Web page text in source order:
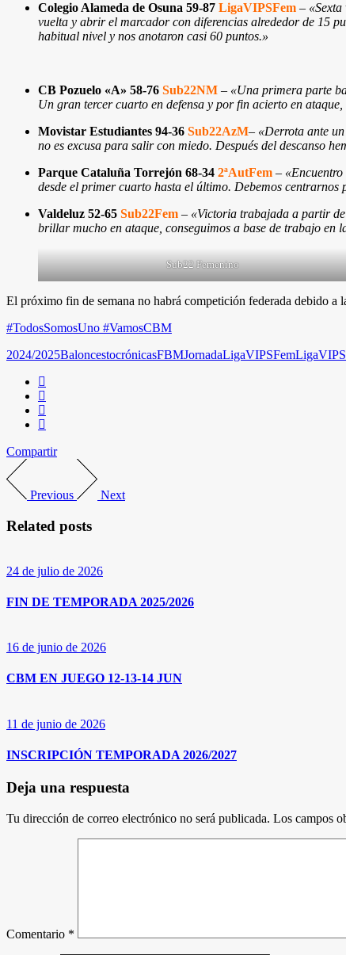
Colegio Alameda de Osuna 59-87 LigaVIPSFem –
vuelta y abrir el marcador con diferencias alrededor de 15
habitual nivel y nos anotaron casi 60 puntos.»
CB Pozuelo «A» 58-76 Sub22NM – «Una primera parte
Un gran tercer cuarto en defensa y por fin acierto en
Movistar Estudiantes 94-36 Sub22AzM– «Derrota ante
no es excusa para salir con miedo. Después del descanso
Parque Cataluña Torrejón 68-34 2ªAutFem –
desde el primer cuarto hasta el último. Debemos centrarnos
Valdeluz 52-65 Sub22Fem – «Victoria trabajada a partir
brillar mucho en ataque, conseguimos a base de trabajo en
Sub22 Femenino
El próximo fin de semana no habrá competición federada debido a
#TodosSomosUno #VamosCBM
2024/2025BaloncestocrónicasFBMJornadaLigaVIPSFem
Compartir
Previous Next
Related posts
24 de julio de 2026
FIN DE TEMPORADA 2025/2026
16 de junio de 2026
CBM EN JUEGO 12-13-14 JUN
11 de junio de 2026
INSCRIPCIÓN TEMPORADA 2026/2027
Deja una respuesta
Tu dirección de correo electrónico no será publicada. Los campos
Comentario *